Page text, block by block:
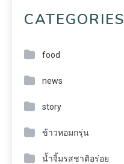
CATEGORIES
food
news
story
ข้าวหอมกรุ่น
น้ำจิ้มรสชาติอร่อย